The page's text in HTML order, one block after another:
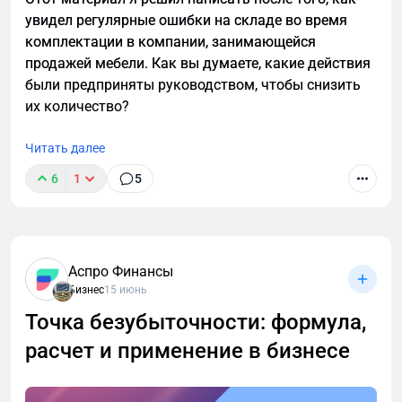
выбирал вас среди конкурентов.
Попасть в ИИ-ответы
помещениям и площадкам для стоянки
автомобилей, микроавтобусов, электромобилей и
других транспортных средств.
СП 550.1311500.2026 — регулирует требования
пожарной безопасности для высотных зданий
высотой более 75 м и зданий общественного
назначения высотой более 50 м.
Единые правила для складских свидетельств на
сельхозпродукцию в ЕАЭС
С 1 июня 2026 года страны ЕАЭС ввели соглашение
о складских свидетельствах на сельхозпродукцию.
Складское свидетельство — бездокументарная
увидел регулярные ошибки на складе во время
комплектации в компании, занимающейся
продажей мебели. Как вы думаете, какие действия
были предприняты руководством, чтобы снизить
их количество?
Читать далее
6 1 5
Аспро Финансы
Бизнес15 июнь
Точка безубыточности: формула,
расчет и применение в бизнесе